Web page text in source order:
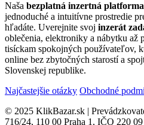
Naša bezplatná inzertná platforma
jednoduché a intuitívne prostredie
hľadáte. Uverejnite svoj inzerát
oblečenia, elektroniky a nábytku až
tisíckam spokojných používateľov,
online bez zbytočných starostí a
Slovenskej republike.
Najčastejšie otázky Obchodné
© 2025 KlikBazar.sk |
716/24, 110 00 Praha 1, IČO 220